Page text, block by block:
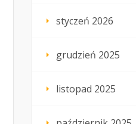
styczeń 2026
grudzień 2025
listopad 2025